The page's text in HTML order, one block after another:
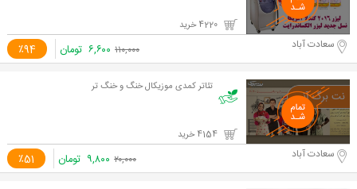
٪94 سعادت آباد ۱۱۰,۰۰۰ ۶,۶۰۰ تومان
تئاتر کمدی موزیکال خنگ و خنگ تر
٪51 سعادت آباد ۲۰,۰۰۰ ۹,۸۰۰ تومان